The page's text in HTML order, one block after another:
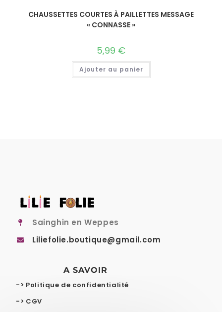
CHAUSSETTES COURTES À PAILLETTES MESSAGE
« CONNASSE »
5,99 €
Ajouter au panier
Sainghin en Weppes
Liliefolie.boutique@gmail.com
A SAVOIR
-> Politique de confidentialité
-> CGV